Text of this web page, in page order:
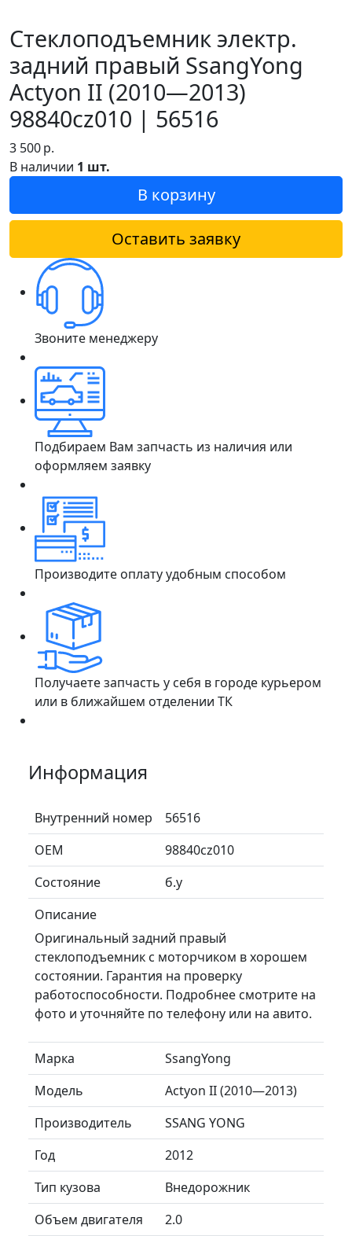
Стеклоподъемник электр.
задний правый SsangYong
Actyon II (2010—2013)
98840cz010 | 56516
3 500р.
В наличии 1 шт.
В корзину
Оставить заявку
Звоните менеджеру
Подбираем Вам запчасть из наличия или
оформляем заявку
Производите оплату удобным способом
Получаете запчасть у себя в городе курьером
или в ближайшем отделении ТК
Информация
Внутренний номер
56516
ОЕМ
98840cz010
Состояние
б.у
Описание
Оригинальный задний правый
стеклоподъемник с моторчиком в хорошем
состоянии. Гарантия на проверку
работоспособности. Подробнее смотрите на
фото и уточняйте по телефону или на авито.
Марка
SsangYong
Модель
Actyon II (2010—2013)
Производитель
SSANG YONG
Год
2012
Тип кузова
Внедорожник
Объем двигателя
2.0